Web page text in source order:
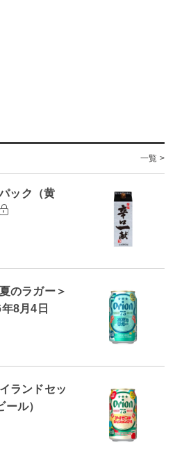
一覧 >
ック（黄
のラガー＞
8月4日
ランドセッ
ル）